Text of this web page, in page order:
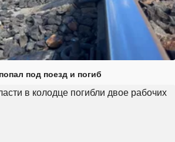
под поезд и погиб